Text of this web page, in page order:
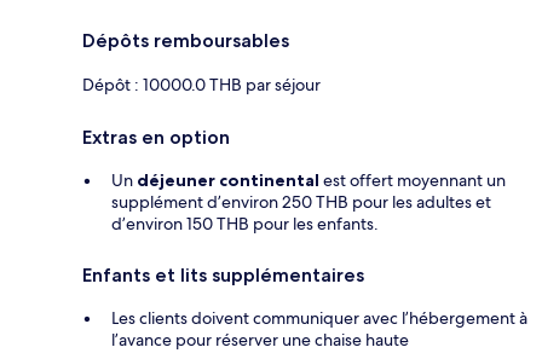
Dépôts remboursables
Dépôt : 10000.0 THB par séjour
Extras en option
Un déjeuner continental est offert moyennant un
supplément d’environ 250 THB pour les adultes et
d’environ 150 THB pour les enfants.
Enfants et lits supplémentaires
Les clients doivent communiquer avec l’hébergement à
l’avance pour réserver une chaise haute